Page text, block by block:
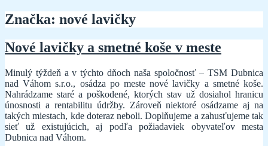
Značka: nové lavičky
Nové lavičky a smetné koše v meste
Minulý týždeň a v týchto dňoch naša spoločnosť – TSM Dubnica
nad Váhom s.r.o., osádza po meste nové lavičky a smetné koše.
Nahrádzame staré a poškodené, ktorých stav už dosiahol hranicu
únosnosti a rentabilitu údržby. Zároveň niektoré osádzame aj na
takých miestach, kde doteraz neboli. Doplňujeme a zahusťujeme tak
sieť už existujúcich, aj podľa požiadaviek obyvateľov mesta
Dubnica nad Váhom.